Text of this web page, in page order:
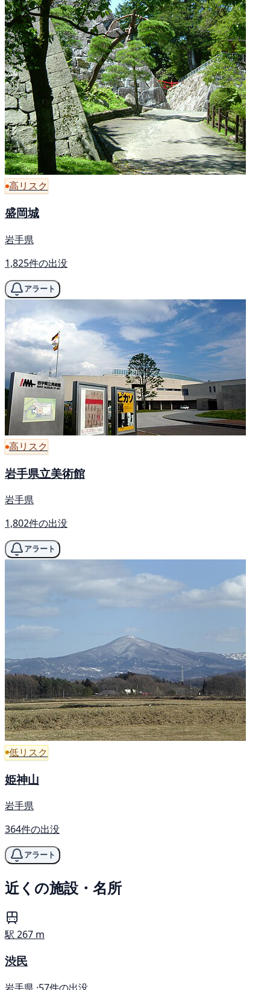
高リスク
盛岡城
岩手県
1,825件の出没
アラート
高リスク
岩手県立美術館
岩手県
1,802件の出没
アラート
低リスク
姫神山
岩手県
364件の出没
アラート
近くの施設・名所
駅 267 m
渋民